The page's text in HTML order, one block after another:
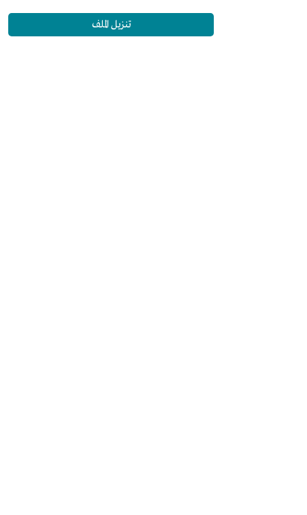
تنزيل الملف